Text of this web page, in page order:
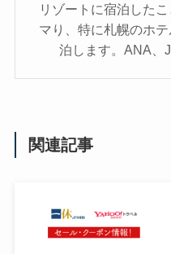
リゾートに宿泊した
マり、特に札幌のホ
泊します。ANA、
関連記事